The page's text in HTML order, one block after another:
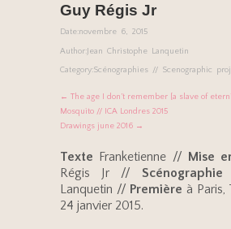
Guy Régis Jr
Date:novembre 6, 2015
Author:Jean Christophe Lanquetin
Category:Scénographies // Scenographic
← The age I don’t remember [a slave of
Mosquito // ICA Londres 2015
Drawings june 2016 →
Texte Franketienne // Mise
Régis Jr // Scénographie
Lanquetin // Première à Paris,
24 janvier 2015.